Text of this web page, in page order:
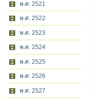
พ.ศ. 2521
พ.ศ. 2522
พ.ศ. 2523
พ.ศ. 2524
พ.ศ. 2525
พ.ศ. 2526
พ.ศ. 2527